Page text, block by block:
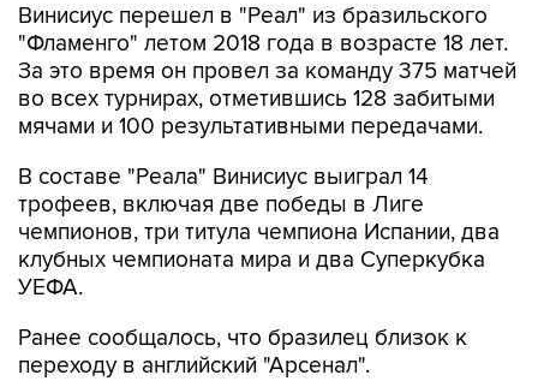
Винисиус перешел в "Реал" из бразильского
"Фламенго" летом 2018 года в возрасте 18 лет.
За это время он провел за команду 375 матчей
во всех турнирах, отметившись 128 забитыми
мячами и 100 результативными передачами.
В составе "Реала" Винисиус выиграл 14
трофеев, включая две победы в Лиге
чемпионов, три титула чемпиона Испании, два
клубных чемпионата мира и два Суперкубка
УЕФА.
Ранее сообщалось, что бразилец близок к
переходу в английский "Арсенал".